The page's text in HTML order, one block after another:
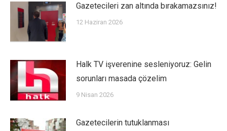
Gazetecileri zan altında bırakamazsınız!
12 Haziran 2026
Halk TV işverenine sesleniyoruz: Gelin
sorunları masada çözelim
9 Nisan 2026
Gazetecilerin tutuklanması